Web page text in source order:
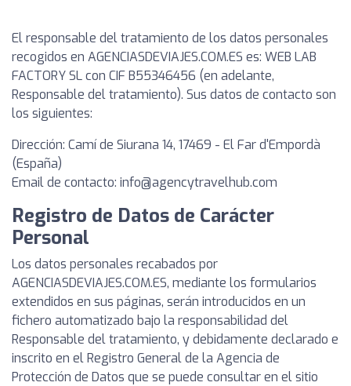
El responsable del tratamiento de los datos personales
recogidos en AGENCIASDEVIAJES.COM.ES es: WEB LAB
FACTORY SL con CIF B55346456 (en adelante,
Responsable del tratamiento). Sus datos de contacto son
los siguientes:
Dirección: Camí de Siurana 14, 17469 - El Far d'Empordà
(España)
Email de contacto: info@agencytravelhub.com
Registro de Datos de Carácter
Personal
Los datos personales recabados por
AGENCIASDEVIAJES.COM.ES, mediante los formularios
extendidos en sus páginas, serán introducidos en un
fichero automatizado bajo la responsabilidad del
Responsable del tratamiento, y debidamente declarado e
inscrito en el Registro General de la Agencia de
Protección de Datos que se puede consultar en el sitio